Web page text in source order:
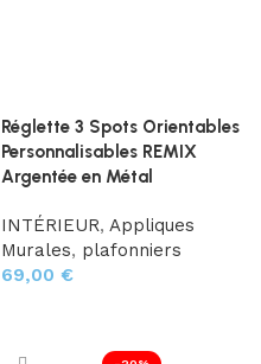
Réglette 3 Spots Orientables
Personnalisables REMIX
Argentée en Métal
INTÉRIEUR, Appliques
Murales, plafonniers
69,00 €